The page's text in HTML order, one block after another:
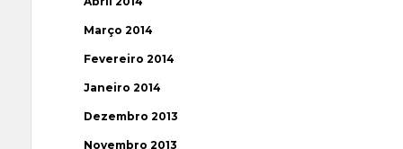
Março 2014
Fevereiro 2014
Janeiro 2014
Dezembro 2013
Novembro 2013